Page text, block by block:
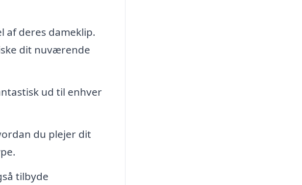
af deres dameklip.
dit nuværende
ud til enhver
du plejer dit
tilbyde